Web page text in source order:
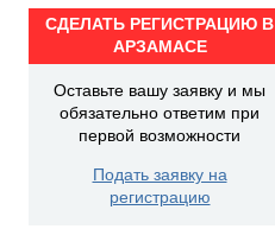
СДЕЛАТЬ РЕГИСТРАЦИЮ В
АРЗАМАСЕ
Оставьте вашу заявку и мы
обязательно ответим при
первой возможности
Подать заявку на
регистрацию